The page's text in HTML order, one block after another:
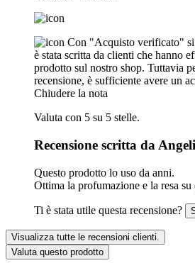
Con "Acquisto verificato" si
è stata scritta da clienti che hanno
prodotto sul nostro shop. Tuttavia
recensione, è sufficiente avere un
Chiudere la nota
Valuta con 5 su 5 stelle.
Recensione scritta da
Questo prodotto lo uso da anni.
Ottima la profumazione e la resa
Ti è stata utile questa recensione?
Visualizza tutte le recensioni clienti.
Valuta questo prodotto